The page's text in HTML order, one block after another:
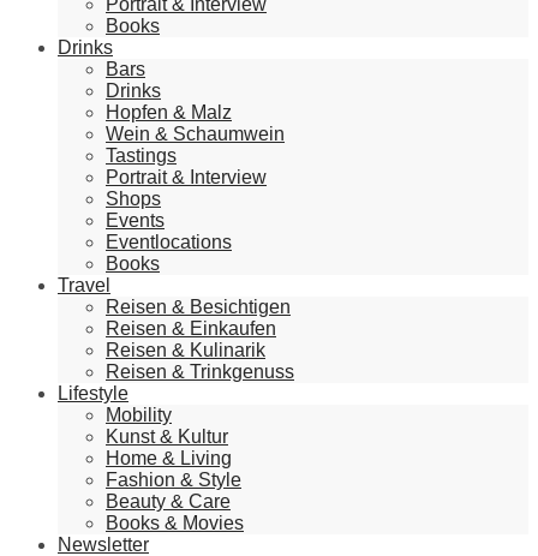
Portrait & Interview
Books
Drinks
Bars
Drinks
Hopfen & Malz
Wein & Schaumwein
Tastings
Portrait & Interview
Shops
Events
Eventlocations
Books
Travel
Reisen & Besichtigen
Reisen & Einkaufen
Reisen & Kulinarik
Reisen & Trinkgenuss
Lifestyle
Mobility
Kunst & Kultur
Home & Living
Fashion & Style
Beauty & Care
Books & Movies
Newsletter